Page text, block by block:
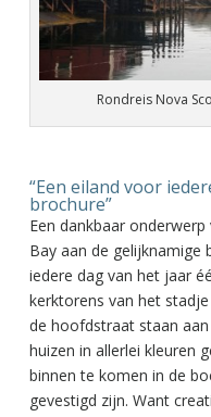
Rondreis Nova
“Een eiland voor
brochure”
Een dankbaar
Bay aan de gelijknamige
iedere dag van het jaar
kerktorens van het
de hoofdstraat staan
huizen in allerlei kleuren
binnen te komen in de
gevestigd zijn. Want